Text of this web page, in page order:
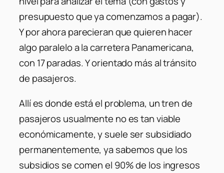
presupuesto que ya comenzamos a pagar).
Y por ahora parecieran que quieren hacer
algo paralelo a la carretera Panamericana,
con 17 paradas. Y orientado más al tránsito
de pasajeros.
Allí es donde está el problema, un tren de
pasajeros usualmente no es tan viable
económicamente, y suele ser subsidiado
permanentemente, ya sabemos que los
subsidios se comen el 90% de los ingresos